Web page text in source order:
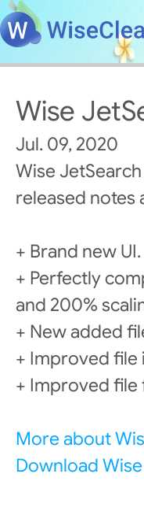
Wise
Jul. 09, 2020
Wise
released notes
+ Brand new UI.
+ Perfectly
and 200%
+ New added
+ Improved file
+ Improved file
More about
Download